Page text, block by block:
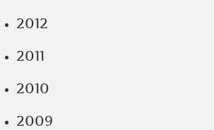
2012
2011
2010
2009